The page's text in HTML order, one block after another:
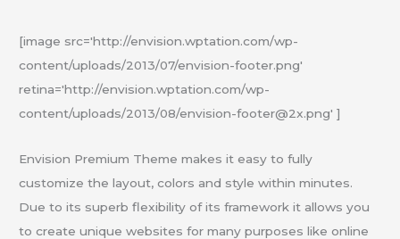
[image src='http://envision.wptation.com/wp-
content/uploads/2013/07/envision-footer.png'
retina='http://envision.wptation.com/wp-
content/uploads/2013/08/envision-footer@2x.png' ]
Envision Premium Theme makes it easy to fully
customize the layout, colors and style within minutes.
Due to its superb flexibility of its framework it allows you
to create unique websites for many purposes like online